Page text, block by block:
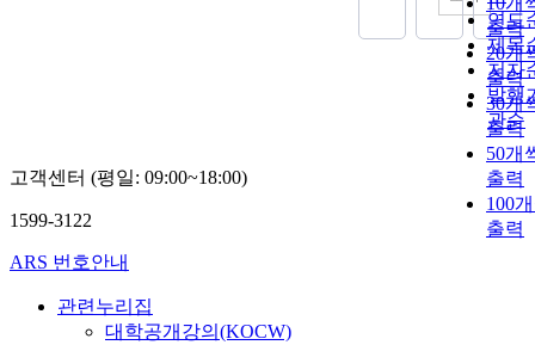
연도
제목
저자
발행
관순
출력
20개
출력
30개
출력
50개
출력
100
출력
고객센터 (평일: 09:00~18:00)
1599-3122
ARS 번호안내
관련누리집
대학공개강의(KOCW)